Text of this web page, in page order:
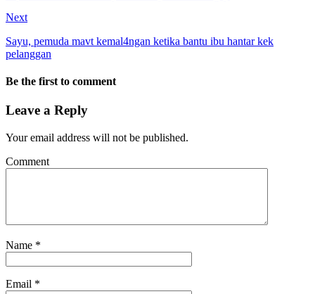
Next
Sayu, pemuda mavt kemal4ngan ketika bantu ibu hantar kek
pelanggan
Be the first to comment
Leave a Reply
Your email address will not be published.
Comment
Name *
Email *